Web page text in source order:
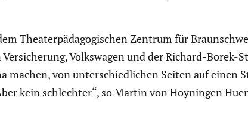
Theater­päd­ago­gi­schen Zentrum für
Volks­wagen und der Richard-Borek-
von unter­schied­li­chen Seiten auf einen
kein schlechter“, so Martin von Hoyningen